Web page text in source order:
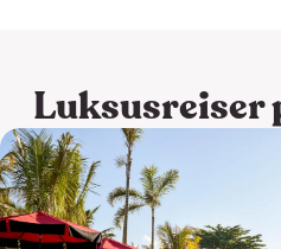
Luksusreiser